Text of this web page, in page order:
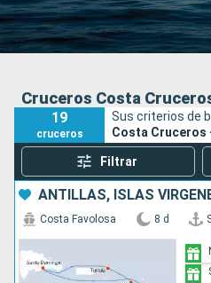
Puertos
Cruceros Costa
19
cruceros
Sus criterios de
Costa Cruceros
Filtrar
ANTILLAS, ISLAS
Costa Favolosa 8 d